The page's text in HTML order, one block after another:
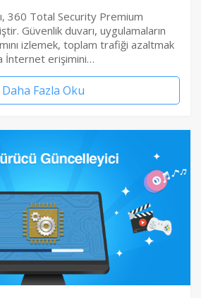
360 Total Security Premium
Güvenlik duvarı, uygulamaların
izlemek, toplam trafiği azaltmak
İnternet erişimini…
Daha Fazla Oku